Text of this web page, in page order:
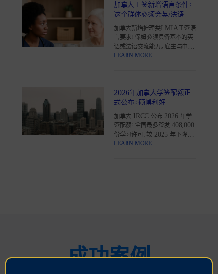
费背景及留学生应对建议。立即
了解如何提前规划您的身份申
加拿大工签新增语言条件：
这个群体必须会英/法语
加拿大新增护理类LMIA工签语
言要求！保姆必须具备基本的英
语或法语交流能力。雇主与申请
人需要满足哪些条件才能顺利获
LEARN MORE
2026年加拿大学签配额正
式公布：硕博利好
加拿大 IRCC 公布 2026 年学
签配额：全国最多签发 408,000
份学习许可，较 2025 年下降
7%。公立硕博全面免
LEARN MORE
成功案例